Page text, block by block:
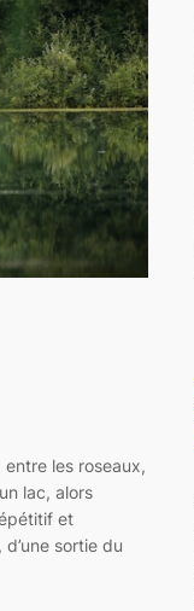
les roseaux,
lac, alors
et
d’une sortie du